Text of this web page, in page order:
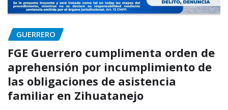
GUERRERO
FGE Guerrero cumplimenta orden de
aprehensión por incumplimiento de
las obligaciones de asistencia
familiar en Zihuatanejo